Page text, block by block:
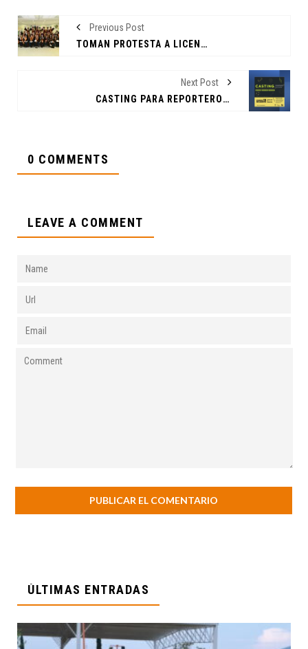
Previous Post
TOMAN PROTESTA A LICENCIADOS EN MERCADOTECNIA, PERIODISMO Y COMUNICACIÓN
Next Post
CASTING PARA REPORTEROS, CONDUCTORES Y NARRADORES DEPORTIVOS EN CANAL 53, UANL.
0 COMMENTS
LEAVE A COMMENT
ÚLTIMAS ENTRADAS